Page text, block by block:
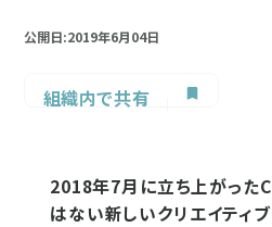
公開日:2019年6月04日
組織内で共有
2018年7月に立ち上がった
はない新しいクリエイティブ